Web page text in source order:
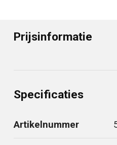
Prijsinformatie
Specificaties
Artikelnummer